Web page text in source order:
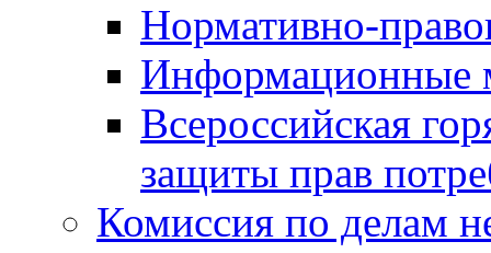
Нормативно-
Информационные
Всероссийская
защиты прав
Комиссия по делам